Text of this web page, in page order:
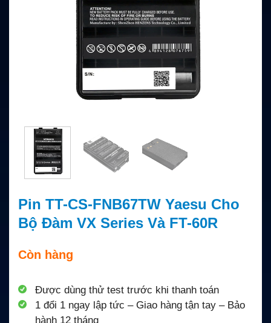
Pin TT-CS-FNB67TW Yaesu Cho
Bộ Đàm VX Series Và FT-60R
Còn hàng
Được dùng thử test trước khi thanh toán
1 đổi 1 ngay lập tức – Giao hàng tận tay – Bảo
hành 12 tháng